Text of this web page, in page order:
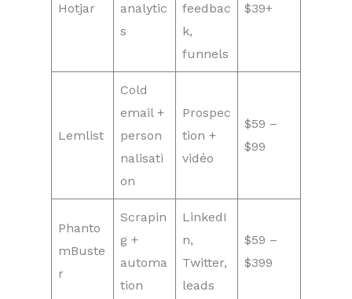
Hotjar
analytic
s
feedbac
k,
funnels
$39+
Lemlist
Cold
email +
person
nalisati
on
Prospec
tion +
vidéo
$59 –
$99
Phanto
mBuste
r
Scrapin
g +
automa
tion
LinkedI
n,
Twitter,
leads
$59 –
$399